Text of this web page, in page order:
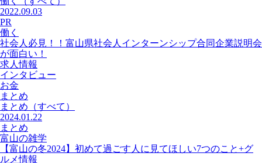
2022.09.03
PR
働く
社会人必見！！富山県社会人インターンシップ合同企業説明会
が面白い！
求人情報
インタビュー
お金
まとめ
まとめ （すべて）
2024.01.22
まとめ
富山の雑学
【富山の冬2024】初めて過ごす人に見てほしい7つのこと+グ
ルメ情報